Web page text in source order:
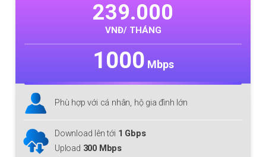
239.000
VNĐ/ THÁNG
1000 Mbps
Phù hợp với cá nhân, hộ gia đình lớn
Download lên tới 1 Gbps
Upload 300 Mbps